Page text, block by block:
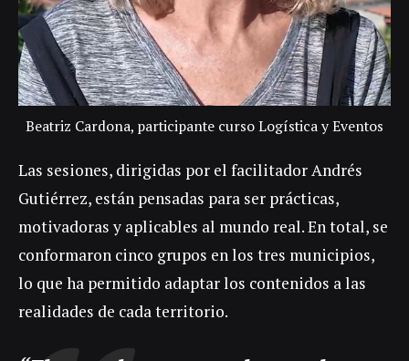
Beatriz Cardona, participante curso Logística y Eventos
Las sesiones, dirigidas por el facilitador Andrés
Gutiérrez, están pensadas para ser prácticas,
motivadoras y aplicables al mundo real. En total, se
conformaron cinco grupos en los tres municipios,
lo que ha permitido adaptar los contenidos a las
realidades de cada territorio.